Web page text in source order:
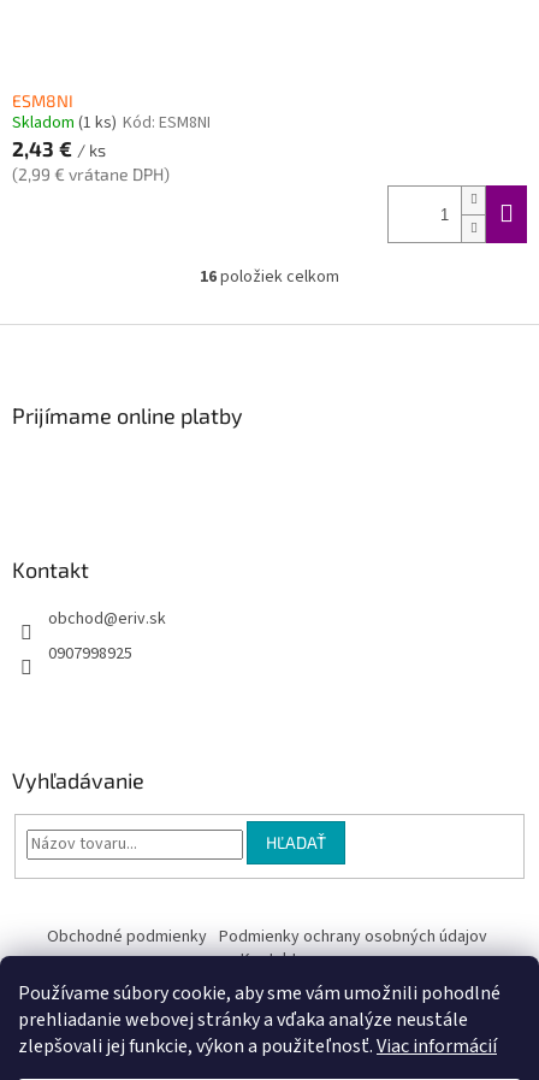
Používame súbory cookie, aby sme vám umožnili pohodlné
prehliadanie webovej stránky a vďaka analýze neustále
zlepšovali jej funkcie, výkon a použiteľnosť.Viac informácií
ESM8NI
Skladom (1 ks) Kód: ESM8NI
2,43 € / ks
(2,99 € vrátane DPH)
O
l
16položiek celkom
Prijímame online platby
Kontakt
obchod@eriv.sk
0907998925
Vyhľadávanie
HĽADAŤ
Obchodné podmienky Podmienky ochrany osobných údajov
Kontakty
Obchodné podmienky